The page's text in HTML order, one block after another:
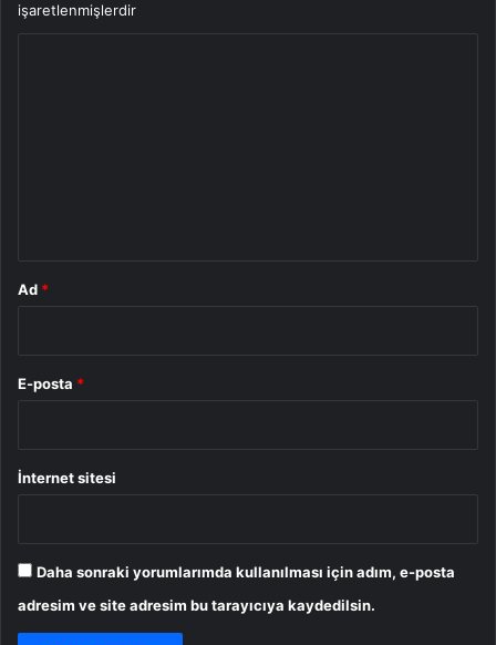
işaretlenmişlerdir
Ad *
E-posta *
İnternet sitesi
Daha sonraki yorumlarımda kullanılması için adım, e-posta
adresim ve site adresim bu tarayıcıya kaydedilsin.